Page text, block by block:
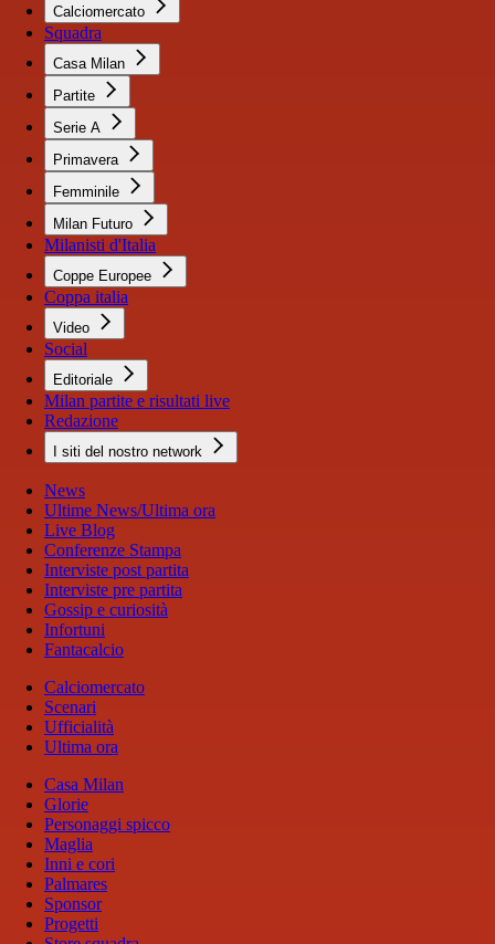
Calciomercato
Squadra
Casa Milan
Partite
Serie A
Primavera
Femminile
Milan Futuro
Milanisti d'Italia
Coppe Europee
Coppa italia
Video
Social
Editoriale
Milan partite e risultati live
Redazione
I siti del nostro network
News
Ultime News/Ultima ora
Live Blog
Conferenze Stampa
Interviste post partita
Interviste pre partita
Gossip e curiosità
Infortuni
Fantacalcio
Calciomercato
Scenari
Ufficialità
Ultima ora
Casa Milan
Glorie
Personaggi spicco
Maglia
Inni e cori
Palmares
Sponsor
Progetti